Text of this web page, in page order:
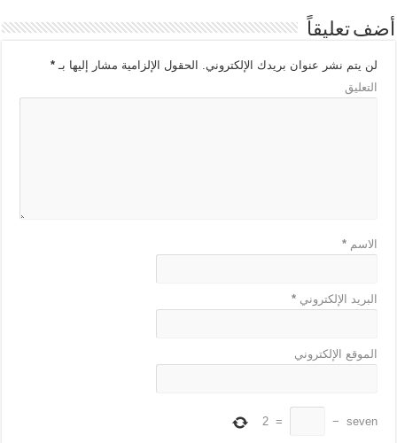
أضف تعليقاً
لن يتم نشر عنوان بريدك الإلكتروني. الحقول الإلزامية مشار إليها بـ*
التعليق
الاسم*
البريد الإلكتروني*
الموقع الإلكتروني
seven
−
=
2